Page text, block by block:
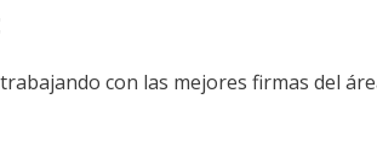
con las mejores firmas del